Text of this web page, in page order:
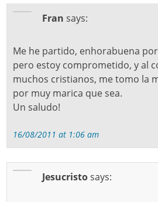
Fran says:
Me he partido, enhorabuena
pero estoy comprometido, y al
muchos cristianos, me tomo la
por muy marica que sea.
Un saludo!
16/08/2011 at 1:06 am
Jesucristosays: